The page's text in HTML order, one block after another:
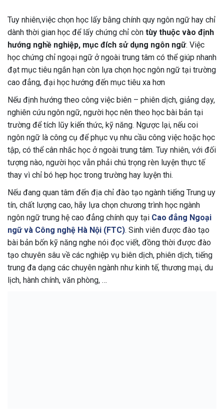
Tuy nhiên,việc chọn học lấy bằng chính quy ngôn ngữ hay chỉ
dành thời gian học để lấy chứng chỉ còn tùy thuộc vào định
hướng nghề nghiệp, mục đích sử dụng ngôn ngữ. Việc
học chứng chỉ ngoại ngữ ở ngoài trung tâm có thể giúp nhanh
đạt mục tiêu ngắn hạn còn lựa chọn học ngôn ngữ tại trường
cao đẳng, đại học hướng đến mục tiêu xa hơn
Nếu định hướng theo công việc biên – phiên dịch, giảng dạy,
nghiên cứu ngôn ngữ, người học nên theo học bài bản tại
trường để tích lũy kiến thức, kỹ năng. Ngược lại, nếu coi
ngôn ngữ là công cụ để phục vụ nhu cầu công việc hoặc học
tập, có thể cân nhắc học ở ngoài trung tâm. Tuy nhiên, với đối
tượng nào, người học vẫn phải chú trọng rèn luyện thực tế
thay vì chỉ bó hẹp học trong trường hay luyện thi.
Nếu đang quan tâm đến địa chỉ đào tạo ngành tiếng Trung uy
tín, chất lượng cao, hãy lựa chọn chương trình học ngành
ngôn ngữ trung hệ cao đẳng chính quy tại Cao đẳng Ngoại
ngữ và Công nghệ Hà Nội (FTC). Sinh viên được đào tạo
bài bản bốn kỹ năng nghe nói đọc viết, đồng thời được đào
tạo chuyên sâu về các nghiệp vụ biên dịch, phiên dịch, tiếng
trung đa dạng các chuyên ngành như kinh tế, thương mại, du
lịch, hành chính, văn phòng, …